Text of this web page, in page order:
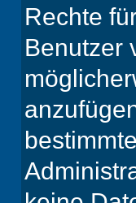
Rechte
Benutzer